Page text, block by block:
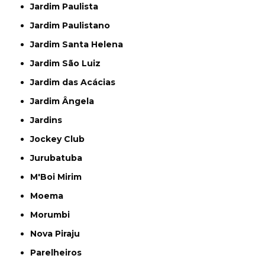
Jardim Paulista
Jardim Paulistano
Jardim Santa Helena
Jardim São Luiz
Jardim das Acácias
Jardim Ângela
Jardins
Jockey Club
Jurubatuba
M'Boi Mirim
Moema
Morumbi
Nova Piraju
Parelheiros